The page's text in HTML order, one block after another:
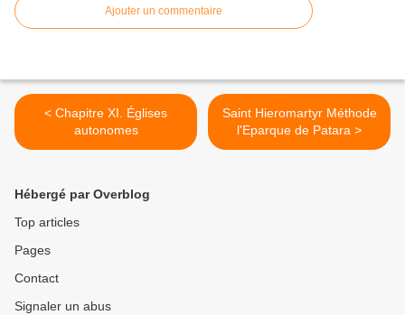
Ajouter un commentaire
< Chapitre XI. Églises
autonomes
Saint Hieromartyr Méthode
l'Eparque de Patara >
Hébergé par Overblog
Top articles
Pages
Contact
Signaler un abus